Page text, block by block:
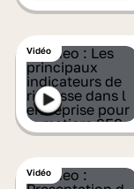
Vidéo
Vidéo